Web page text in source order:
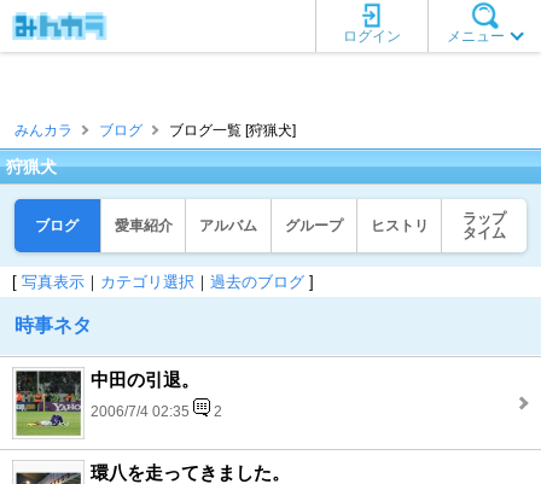
メニュー
ログイン
みんカラ ブログ ブログ一覧 [狩猟犬]
狩猟犬
ブログ 愛車紹介 アルバム グループ ヒストリ
ラップ
タイム
[ 写真表示 ｜ カテゴリ選択 ｜ 過去のブログ ]
時事ネタ
中田の引退。
2006/7/4 02:35 2
環八を走ってきました。